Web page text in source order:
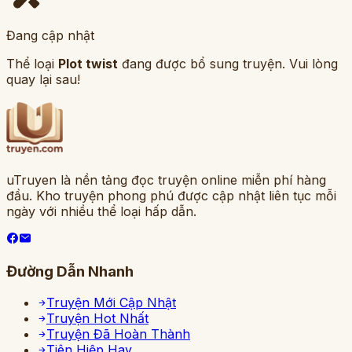
Đang cập nhật
Thể loại Plot twist đang được bổ sung truyện. Vui lòng
quay lại sau!
uTruyen là nền tảng đọc truyện online miễn phí hàng
đầu. Kho truyện phong phú được cập nhật liên tục mỗi
ngày với nhiều thể loại hấp dẫn.
Đường Dẫn Nhanh
Truyện Mới Cập Nhật
Truyện Hot Nhất
Truyện Đã Hoàn Thành